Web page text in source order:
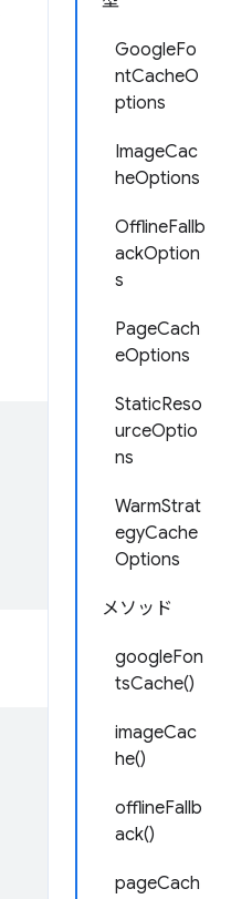
GoogleFo
ntCacheO
ptions
ImageCac
heOptions
OfflineFallb
ackOption
s
PageCach
eOptions
StaticReso
urceOptio
ns
WarmStrat
egyCache
Options
メソッド
googleFon
tsCache()
imageCac
he()
offlineFallb
ack()
pageCach